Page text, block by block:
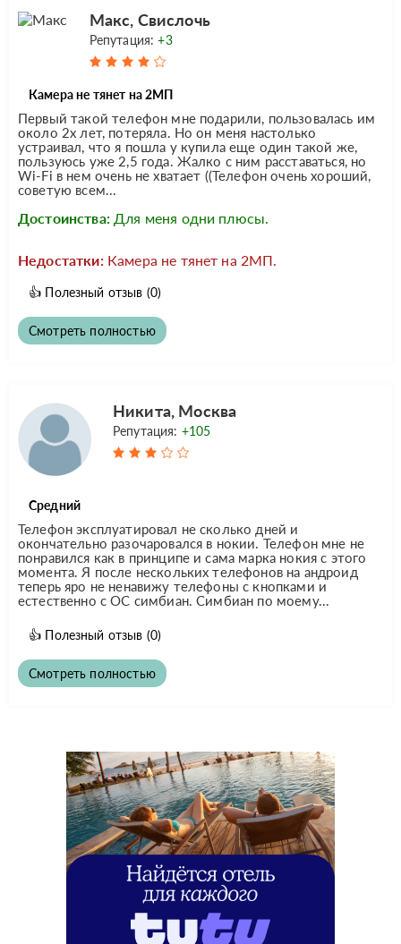
Макс, Свислочь
Репутация:+3
Камера не тянет на 2МП
Первый такой телефон мне подарили, пользовалась им
около 2х лет, потеряла. Но он меня настолько
устраивал, что я пошла у купила еще один такой же,
пользуюсь уже 2,5 года. Жалко с ним расставаться, но
Wi-Fi в нем очень не хватает ((Телефон очень хороший,
советую всем...
Достоинства: Для меня одни плюсы.
Недостатки: Камера не тянет на 2МП.
👍 Полезный отзыв (0)
Смотреть полностью
Никита, Москва
Репутация: +105
Средний
Телефон эксплуатировал не сколько дней и
окончательно разочаровался в нокии. Телефон мне не
понравился как в принципе и сама марка нокия с этого
момента. Я после нескольких телефонов на андроид
теперь яро не ненавижу телефоны с кнопками и
естественно с ОС симбиан. Симбиан по моему...
👍 Полезный отзыв (0)
Смотреть полностью